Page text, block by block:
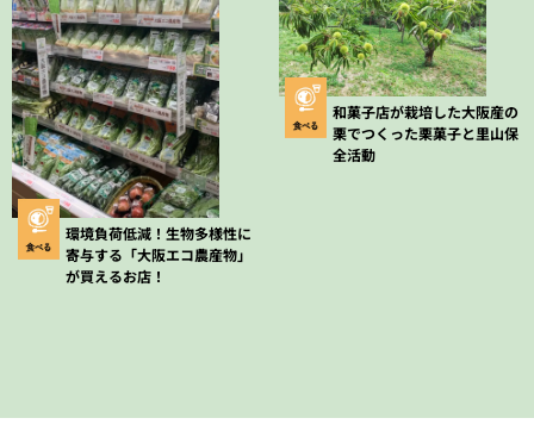
環境負荷低減！生物多様性に
寄与する「大阪エコ農産物」
が買えるお店！
和菓子店が栽培した大阪産の
栗でつくった栗菓子と里山保
全活動